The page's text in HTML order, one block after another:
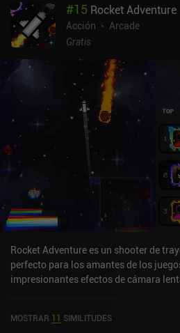
#15 Rocket Adventure
Acción
Arcade
Gratis
Rocket Adventure es un shooter de
perfecto para los amantes de los
impresionantes efectos de cámara lenta. El juego
en cualquier momento para entrar en
MOSTRAR 11 SIMILITUDES